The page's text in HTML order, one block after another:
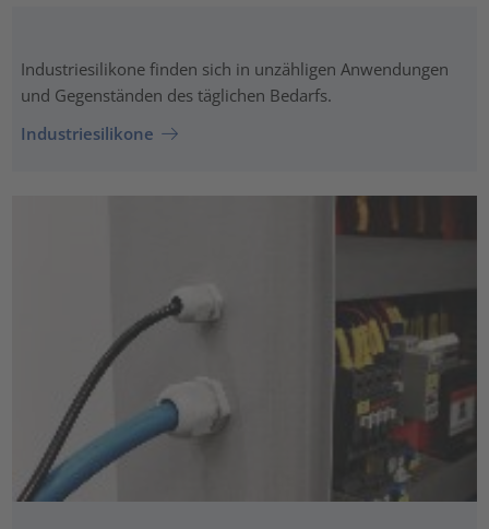
Industriesilikone finden sich in unzähligen Anwendungen
und Gegenständen des täglichen Bedarfs.
Industriesilikone